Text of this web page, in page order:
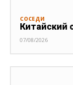
СОСЕДИ
Китайский
07/08/2026